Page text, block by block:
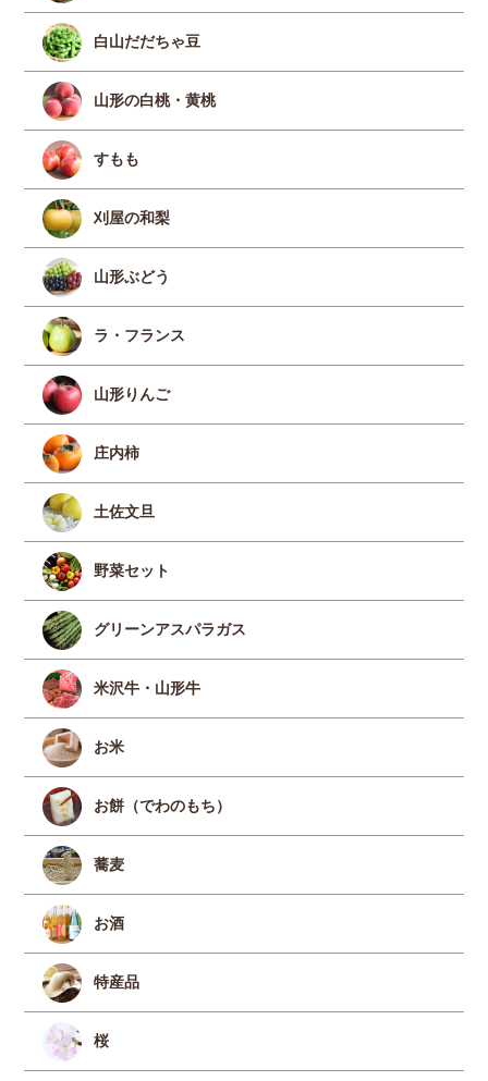
白山だだちゃ豆
山形の白桃・黄桃
すもも
刈屋の和梨
山形ぶどう
ラ・フランス
山形りんご
庄内柿
土佐文旦
野菜セット
グリーンアスパラガス
米沢牛・山形牛
お米
お餅（でわのもち）
蕎麦
お酒
特産品
桜